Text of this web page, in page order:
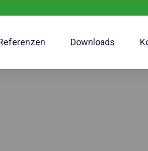
Downloads